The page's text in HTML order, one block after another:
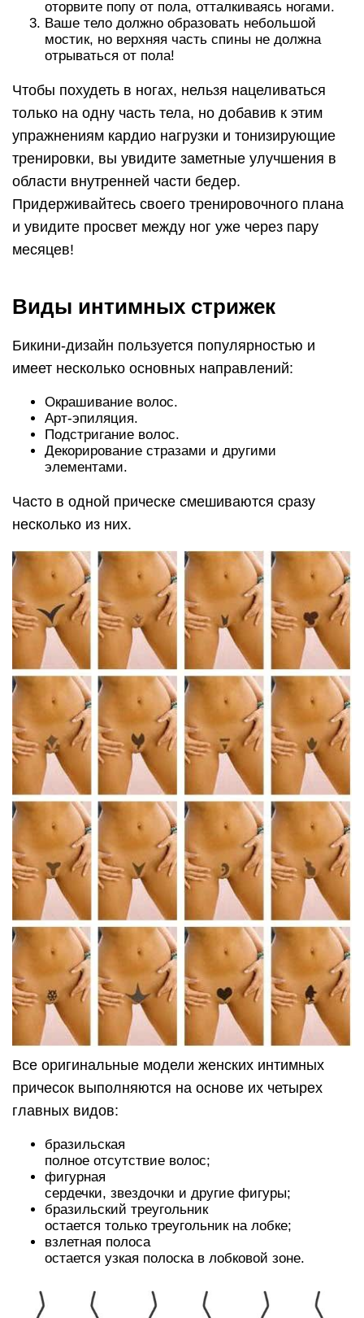
оторвите попу от пола, отталкиваясь ногами.
Ваше тело должно образовать небольшой
мостик, но верхняя часть спины не должна
отрываться от пола!
Чтобы похудеть в ногах, нельзя нацеливаться
только на одну часть тела, но добавив к этим
упражнениям кардио нагрузки и тонизирующие
тренировки, вы увидите заметные улучшения в
области внутренней части бедер.
Придерживайтесь своего тренировочного плана
и увидите просвет между ног уже через пару
месяцев!
Виды интимных стрижек
Бикини-дизайн пользуется популярностью и
имеет несколько основных направлений:
Окрашивание волос.
Арт-эпиляция.
Подстригание волос.
Декорирование стразами и другими
элементами.
Часто в одной прическе смешиваются сразу
несколько из них.
Все оригинальные модели женских интимных
причесок выполняются на основе их четырех
главных видов:
бразильская
полное отсутствие волос;
фигурная
сердечки, звездочки и другие фигуры;
бразильский треугольник
остается только треугольник на лобке;
взлетная полоса
остается узкая полоска в лобковой зоне.